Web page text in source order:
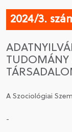
2024/3.
TUDOMÁNY
A Szociológiai
-